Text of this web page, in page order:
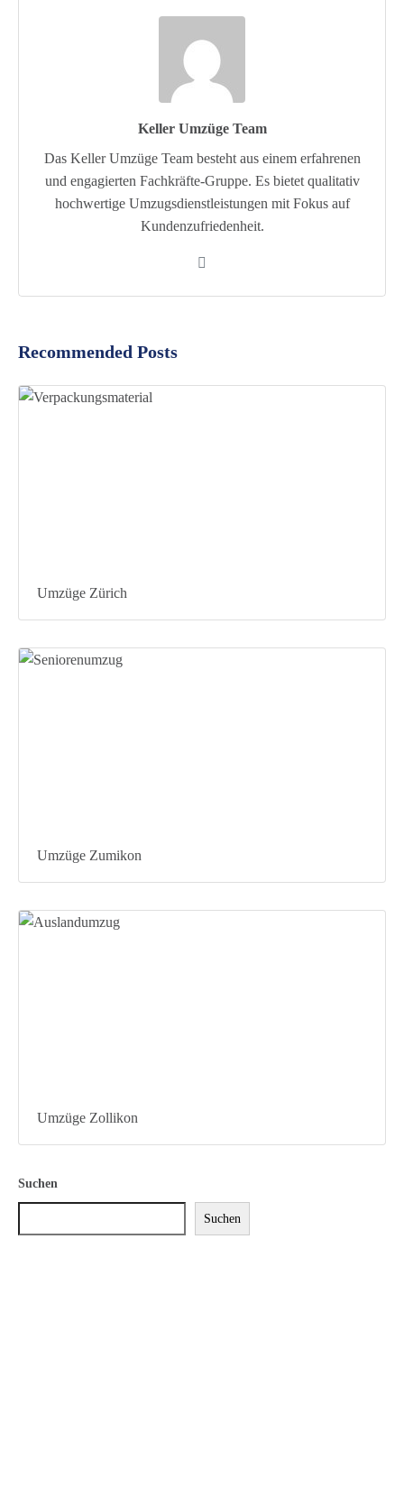
Keller Umzüge Team
Das Keller Umzüge Team besteht aus einem erfahrenen
und engagierten Fachkräfte-Gruppe. Es bietet qualitativ
hochwertige Umzugsdienstleistungen mit Fokus auf
Kundenzufriedenheit.
Recommended Posts
Umzüge Zürich
Umzüge Zumikon
Umzüge Zollikon
Suchen
Suchen